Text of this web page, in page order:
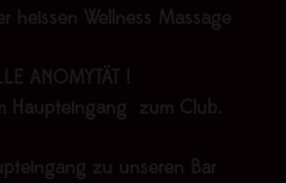
heissen Wellness Massage
ANOMYTÄT !
Haupteingang zum Club.
zu unseren Bar